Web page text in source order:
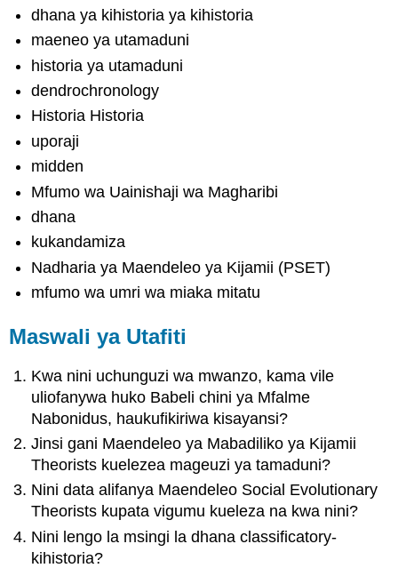
dhana ya kihistoria ya kihistoria
maeneo ya utamaduni
historia ya utamaduni
dendrochronology
Historia Historia
uporaji
midden
Mfumo wa Uainishaji wa Magharibi
dhana
kukandamiza
Nadharia ya Maendeleo ya Kijamii (PSET)
mfumo wa umri wa miaka mitatu
Maswali ya Utafiti
Kwa nini uchunguzi wa mwanzo, kama vile
uliofanywa huko Babeli chini ya Mfalme
Nabonidus, haukufikiriwa kisayansi?
Jinsi gani Maendeleo ya Mabadiliko ya Kijamii
Theorists kuelezea mageuzi ya tamaduni?
Nini data alifanya Maendeleo Social Evolutionary
Theorists kupata vigumu kueleza na kwa nini?
Nini lengo la msingi la dhana classificatory-
kihistoria?